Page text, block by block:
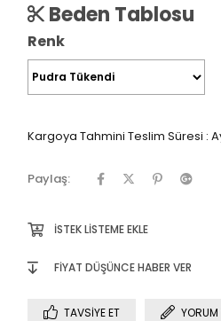
Beden Tablosu
Renk
Kargoya Tahmini Teslim Süresi :
Paylaş:
İSTEK LISTEME EKLE
FIYAT DÜŞÜNCE HABER VER
TAVSIYE ET
YORUM